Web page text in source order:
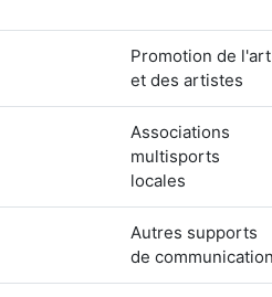
Promotion de l'art
et des artistes
Associations
multisports
locales
Autres supports
de